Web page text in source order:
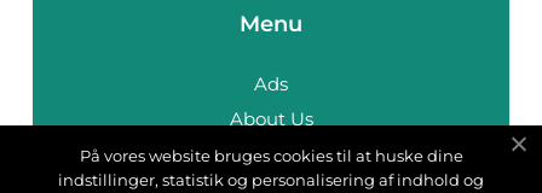
Menu
Ads
About Us
Cookies
Contact
På vores website bruges cookies til at huske dine
indstillinger, statistik og personalisering af indhold og